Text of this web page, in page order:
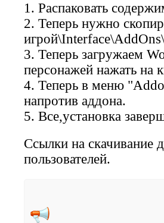
1. Распаковать
2. Теперь нужно
3. Теперь загружаем
персонажей нажать на
4. Теперь в меню
напротив аддона.
5. Все,установка
Ссылки на скачивание
пользователей.